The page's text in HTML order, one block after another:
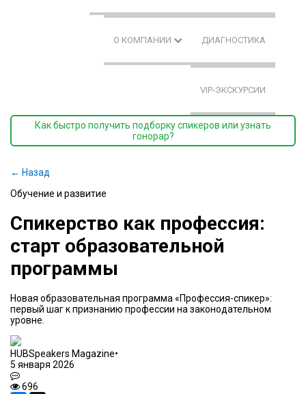
О КОМПАНИИ ДИАГНОСТИКА
VIP-ЭКСКУРСИИ
Как быстро получить подборку спикеров или узнать
гонорар?
← Назад
Обучение и развитие
Спикерство как профессия:
старт образовательной
программы
Новая образовательная программа «Профессия-спикер»:
первый шаг к признанию профессии на законодательном
уровне.
HUBSpeakers Magazine•
5 января 2026
696